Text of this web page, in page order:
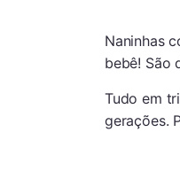
Naninhas
bebê! São
Tudo em
gerações.